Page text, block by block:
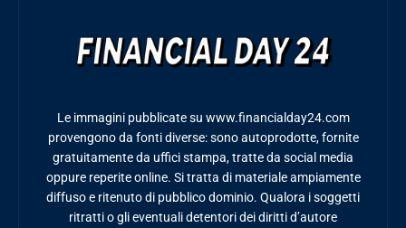
Le immagini pubblicate su www.financialday24.com
provengono da fonti diverse: sono autoprodotte, fornite
gratuitamente da uffici stampa, tratte da social media
oppure reperite online. Si tratta di materiale ampiamente
diffuso e ritenuto di pubblico dominio. Qualora i soggetti
ritratti o gli eventuali detentori dei diritti d’autore